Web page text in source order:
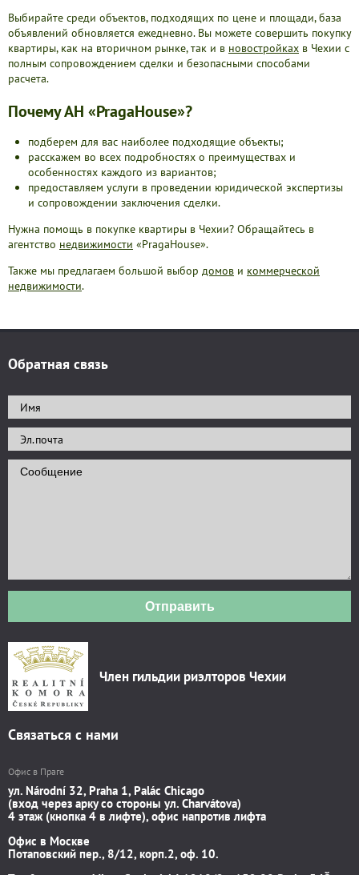
Выбирайте среди объектов, подходящих по цене и площади, база
объявлений обновляется ежедневно. Вы можете совершить покупку
квартиры, как на вторичном рынке, так и в новостройках в Чехии с
полным сопровождением сделки и безопасными способами
расчета.
Почему АН «PragaHouse»?
подберем для вас наиболее подходящие объекты;
расскажем во всех подробностях о преимуществах и
особенностях каждого из вариантов;
предоставляем услуги в проведении юридической экспертизы
и сопровождении заключения сделки.
Нужна помощь в покупке квартиры в Чехии? Обращайтесь в
агентство недвижимости «PragaHouse».
Также мы предлагаем большой выбор домов и коммерческой
недвижимости.
Обратная связь
Отправить
Член гильдии риэлторов Чехии
Связаться с нами
Офис в Праге
ул. Národní 32, Praha 1, Palác Chicago
(вход через арку со стороны ул. Charvátova)
4 этаж (кнопка 4 в лифте), офис напротив лифта
Офис в Москве
Потаповский пер., 8/12, корп.2, оф. 10.